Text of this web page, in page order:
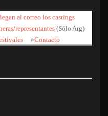
al correo los castings
representantes (Sólo Arg)
»Contacto